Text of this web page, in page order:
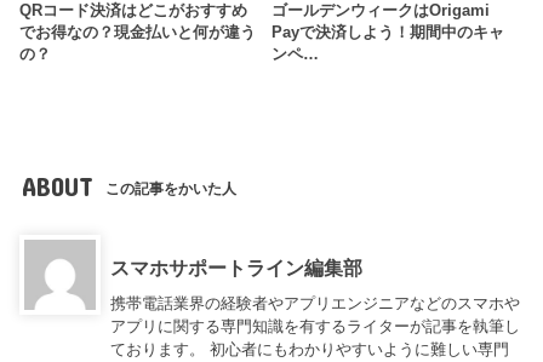
QRコード決済はどこがおすすめ
でお得なの？現金払いと何が違う
の？
ゴールデンウィークはOrigami
Payで決済しよう！期間中のキャ
ンペ…
ABOUT この記事をかいた人
スマホサポートライン編集部
携帯電話業界の経験者やアプリエンジニアなどのスマホや
アプリに関する専門知識を有するライターが記事を執筆し
ております。 初心者にもわかりやすいように難しい専門